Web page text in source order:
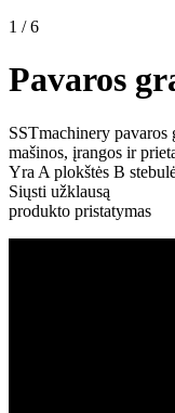
1 / 6
Pavaros
SSTmachinery
mašinos, įrangos ir
Yra A plokštės B
Siųsti užklausą
produkto pristatymas